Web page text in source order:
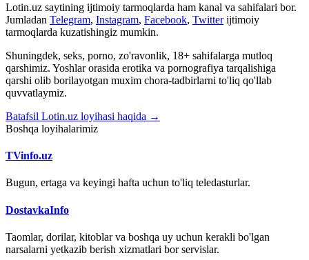
Lotin.uz saytining ijtimoiy tarmoqlarda ham kanal va sahifalari bor.
Jumladan Telegram, Instagram, Facebook, Twitter ijtimoiy
tarmoqlarda kuzatishingiz mumkin.
Shuningdek, seks, porno, zo'ravonlik, 18+ sahifalarga mutloq
qarshimiz. Yoshlar orasida erotika va pornografiya tarqalishiga
qarshi olib borilayotgan muxim chora-tadbirlarni to'liq qo'llab
quvvatlaymiz.
Batafsil Lotin.uz loyihasi haqida →
Boshqa loyihalarimiz
TVinfo.uz
Bugun, ertaga va keyingi hafta uchun to'liq teledasturlar.
DostavkaInfo
Taomlar, dorilar, kitoblar va boshqa uy uchun kerakli bo'lgan
narsalarni yetkazib berish xizmatlari bor servislar.